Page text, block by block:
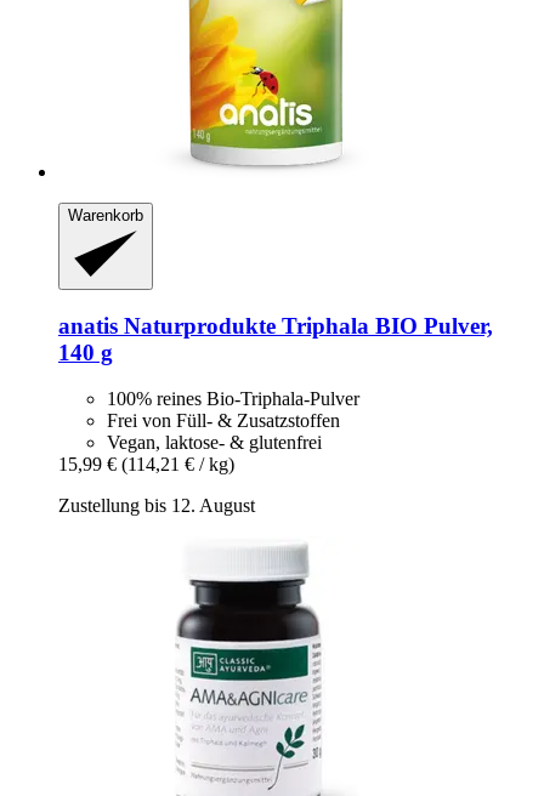
Warenkorb
anatis Naturprodukte Triphala BIO Pulver,
140 g
100% reines Bio-Triphala-Pulver
Frei von Füll- & Zusatzstoffen
Vegan, laktose- & glutenfrei
15,99 € (114,21 € / kg)
Zustellung bis 12. August